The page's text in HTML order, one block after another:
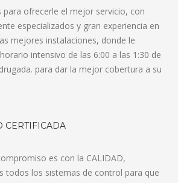
para ofrecerle el mejor servicio, con
especializados y gran experiencia en
mejores instalaciones, donde le
intensivo de las 6:00 a las 1:30 de
para dar la mejor cobertura a su
CERTIFICADA
es con la CALIDAD,
todos los sistemas de control para que